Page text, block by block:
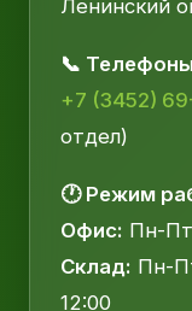
Ленинский
📞
+7 (3452)
отдел)
🕐 Режим
Офис: Пн-
Склад: Пн-
12:00